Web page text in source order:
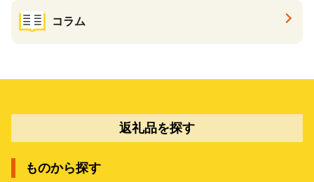
コラム
返礼品を探す
ものから探す